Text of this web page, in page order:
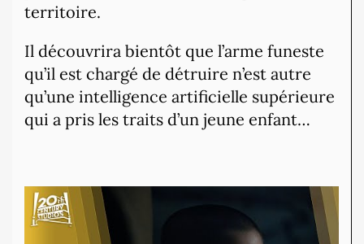
territoire.
Il découvrira bientôt que l’arme funeste
qu’il est chargé de détruire n’est autre
qu’une intelligence artificielle supérieure
qui a pris les traits d’un jeune enfant…